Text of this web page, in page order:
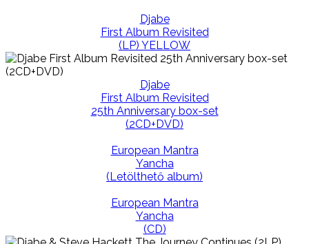
Djabe
First Album Revisited
(LP) YELLOW
Djabe
First Album Revisited
25th Anniversary box-set
(2CD+DVD)
European Mantra
Yancha
(Letölthető album)
European Mantra
Yancha
(CD)